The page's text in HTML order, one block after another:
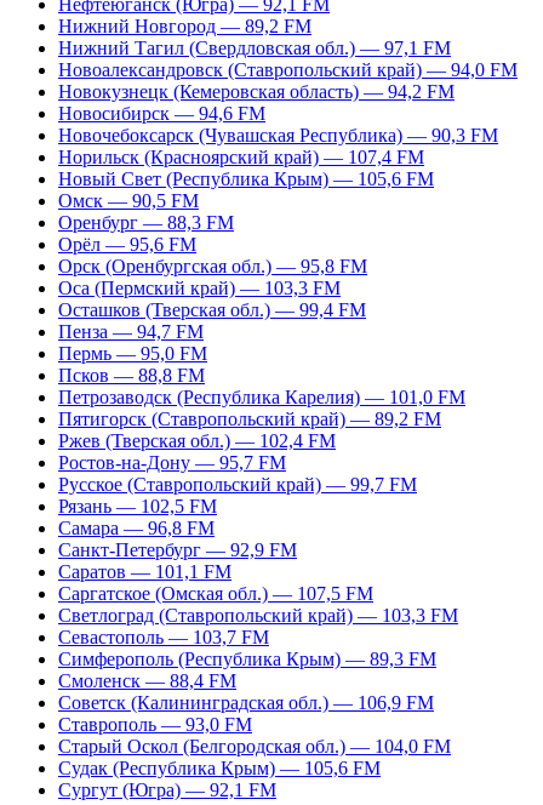
Нефтеюганск (Югра) — 92,1 FM
Нижний Новгород — 89,2 FM
Нижний Тагил (Свердловская обл.) — 97,1 FM
Новоалександровск (Ставропольский край) — 94,0 FM
Новокузнецк (Кемеровская область) — 94,2 FM
Новосибирск — 94,6 FM
Новочебоксарск (Чувашская Республика) — 90,3 FM
Норильск (Красноярский край) — 107,4 FM
Новый Свет (Республика Крым) — 105,6 FM
Омск — 90,5 FM
Оренбург — 88,3 FM
Орёл — 95,6 FM
Орск (Оренбургская обл.) — 95,8 FM
Оса (Пермский край) — 103,3 FM
Осташков (Тверская обл.) — 99,4 FM
Пенза — 94,7 FM
Пермь — 95,0 FM
Псков — 88,8 FM
Петрозаводск (Республика Карелия) — 101,0 FM
Пятигорск (Ставропольский край) — 89,2 FM
Ржев (Тверская обл.) — 102,4 FM
Ростов-на-Дону — 95,7 FM
Русское (Ставропольский край) — 99,7 FM
Рязань — 102,5 FM
Самара — 96,8 FM
Санкт-Петербург — 92,9 FM
Саратов — 101,1 FM
Саргатское (Омская обл.) — 107,5 FM
Светлоград (Ставропольский край) — 103,3 FM
Севастополь — 103,7 FM
Симферополь (Республика Крым) — 89,3 FM
Смоленск — 88,4 FM
Советск (Калининградская обл.) — 106,9 FM
Ставрополь — 93,0 FM
Старый Оскол (Белгородская обл.) — 104,0 FM
Судак (Республика Крым) — 105,6 FM
Сургут (Югра) — 92,1 FM